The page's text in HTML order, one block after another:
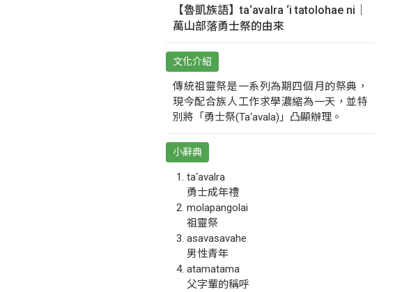
【魯凱族語】ta‘avalra ‘i tatolohae ni｜
萬山部落勇士祭的由來
文化介紹
傳統祖靈祭是一系列為期四個月的祭典，
現今配合族人工作求學濃縮為一天，並特
別將「勇士祭(Ta‘avala)」凸顯辦理。
小辭典
ta‘avalra
勇士成年禮
molapangolai
祖靈祭
asavasavahe
男性青年
atamatama
父字輩的稱呼